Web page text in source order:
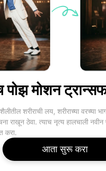
पोझ मोशन
शरीराची लय, शरीराच्या वरच्या
राखून ठेवा. त्याच नृत्य हालचाली नवीन
करा.
आता सुरू करा